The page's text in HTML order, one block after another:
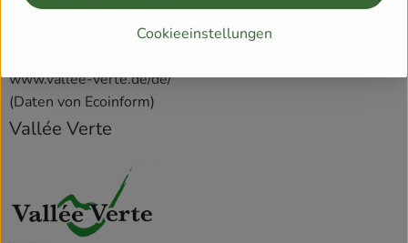
Der Kundenkreis umfasst insbesondere den deutschen,
aber auch den europäischen Bio-Großhandel.
www.vallee-verte.de/de/
(Daten von Ecoinform)
Vallée Verte
Cookieeinstellungen